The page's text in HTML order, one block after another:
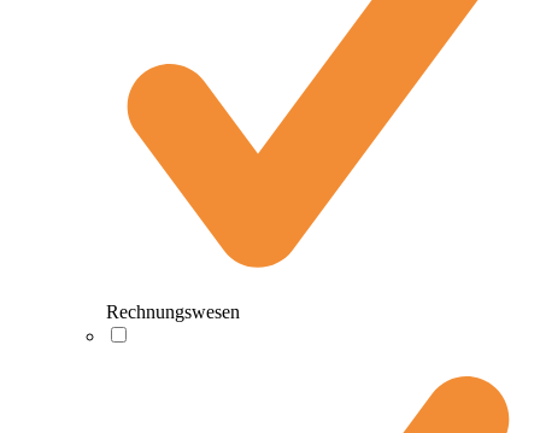
Rechnungswesen